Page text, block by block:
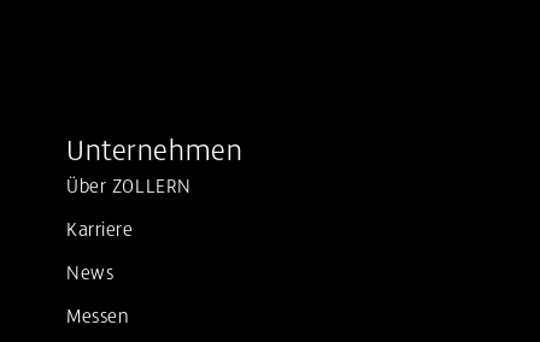
Unternehmen
Über ZOLLERN
Karriere
News
Messen